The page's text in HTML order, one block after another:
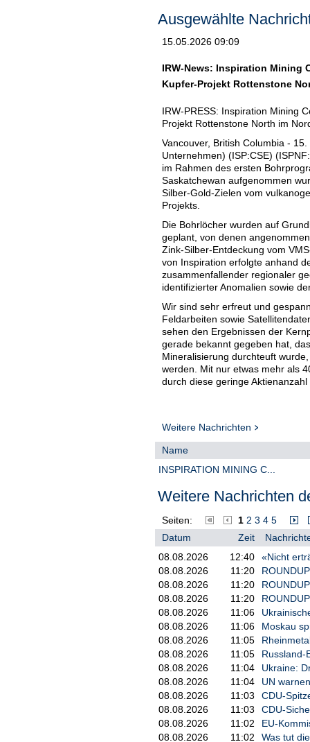
Ausgewählte
15.05.2026 09:09
IRW-News: Inspiration Mining
Kupfer-Projekt Rottenstone
IRW-PRESS: Inspiration Mining
Projekt Rottenstone North im
Vancouver, British Columbia -
Unternehmen) (ISP:CSE)
im Rahmen des ersten
Saskatchewan aufgenommen
Silber-Gold-Zielen vom
Projekts.
Die Bohrlöcher wurden auf
geplant, von denen
Zink-Silber-Entdeckung vom
von Inspiration erfolgte anhand
zusammenfallender regionaler
identifizierter Anomalien sowie
Wir sind sehr erfreut und
Feldarbeiten sowie
sehen den Ergebnissen der
gerade bekannt gegeben hat,
Mineralisierung durchteuft
werden. Mit nur etwas mehr als
durch diese geringe
Unternehmen hält sämtliche
jüngster Entdeckungen wie etwa
über hochmoderne
identifizieren. Das Management
Entdeckungen auf
auf das Vorkommen einer
Mit dem Projekt Rottenstone
Rottenstone West (31.011
der Grundbesitz in diesem
35.500 Hektar.
Die Gold- und
südwestlich der Entdeckungen
(Pressemitteilung von Ramp
Metals vom 17. Juni 2024).
Die Konzessionsgebiete
verlaufender geologischer
Dazu zählen 73,55 Gramm Gold
(Pressemitteilung von Ramp
einschließlich 1,50 Prozent Cu
Ramp Metals vom 22. April 2026).
https://www.irw-
press.at/prcom/images/
Weitere Nachrichten
Name
INSPIRATION MINING C...
Weitere Nachrichten
Seiten: 1 2 3 4 5
Datum
Zeit
08.08.2026
12:40
«Nicht
08.08.2026
11:20
08.08.2026
11:20
08.08.2026
11:20
08.08.2026
11:06
08.08.2026
11:06
Moskau
08.08.2026
11:05
08.08.2026
11:05
Russland-
08.08.2026
11:04
Ukraine:
08.08.2026
11:04
UN
08.08.2026
11:03
CDU-
08.08.2026
11:03
CDU-
08.08.2026
11:02
EU-
08.08.2026
11:02
Was tut